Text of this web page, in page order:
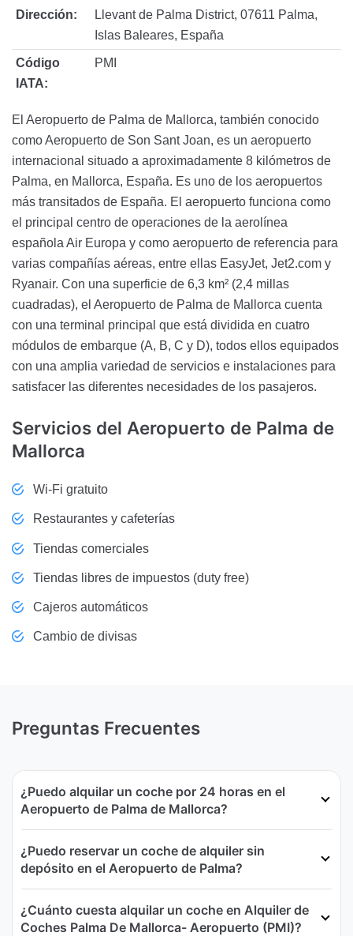
Dirección:
Llevant de Palma District, 07611 Palma,
Islas Baleares, España
Código
IATA:
PMI
El Aeropuerto de Palma de Mallorca, también conocido
como Aeropuerto de Son Sant Joan, es un aeropuerto
internacional situado a aproximadamente 8 kilómetros de
Palma, en Mallorca, España. Es uno de los aeropuertos
más transitados de España. El aeropuerto funciona como
el principal centro de operaciones de la aerolínea
española Air Europa y como aeropuerto de referencia para
varias compañías aéreas, entre ellas EasyJet, Jet2.com y
Ryanair. Con una superficie de 6,3 km² (2,4 millas
cuadradas), el Aeropuerto de Palma de Mallorca cuenta
con una terminal principal que está dividida en cuatro
módulos de embarque (A, B, C y D), todos ellos equipados
con una amplia variedad de servicios e instalaciones para
satisfacer las diferentes necesidades de los pasajeros.
Servicios del Aeropuerto de Palma de
Mallorca
Wi-Fi gratuito
Restaurantes y cafeterías
Tiendas comerciales
Tiendas libres de impuestos (duty free)
Cajeros automáticos
Cambio de divisas
Preguntas Frecuentes
¿Puedo alquilar un coche por 24 horas en el
Aeropuerto de Palma de Mallorca?
¿Puedo reservar un coche de alquiler sin
depósito en el Aeropuerto de Palma?
¿Cuánto cuesta alquilar un coche en Alquiler de
Coches Palma De Mallorca- Aeropuerto (PMI)?